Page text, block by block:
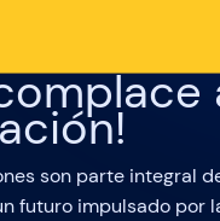
son parte integral
futuro impulsado por